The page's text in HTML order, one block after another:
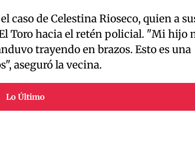
caso de Celestina Rioseco, quien a
Toro hacia el retén policial. "Mi hijo
trayendo en brazos. Esto es una
aseguró la vecina.
Lo Último